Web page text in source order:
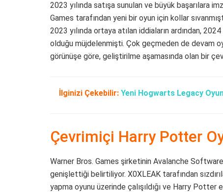
2023 yılında satışa sunulan ve büyük başarılara
Games tarafından yeni bir oyun için kollar
2023 yılında ortaya atılan iddiaların ardından,
olduğu müjdelenmişti. Çok geçmeden de devam
görünüşe göre, geliştirilme aşamasında olan bir
İlginizi Çekebilir: Yeni Hogwarts Legacy
Çevrimiçi Harry Potter
Warner Bros. Games şirketinin Avalanche
genişlettiği belirtiliyor. X0XLEAK tarafından
yapma oyunu üzerinde çalışıldığı ve Harry